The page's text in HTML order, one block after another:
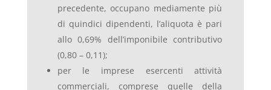
precedente, occupano mediamente più
di quindici dipendenti, l’aliquota è pari
allo 0,69% dell’imponibile contributivo
(0,80 – 0,11);
per le imprese esercenti attività
commerciali, comprese quelle della